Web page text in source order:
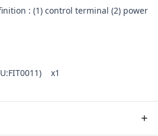
: (1) control terminal (2) power
x1